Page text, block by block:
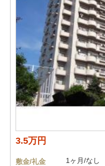
3.5万円
敷金/礼金
1ヶ月/なし